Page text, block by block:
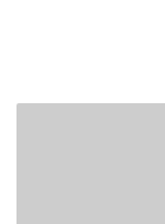
sự giúp đỡ, ngay